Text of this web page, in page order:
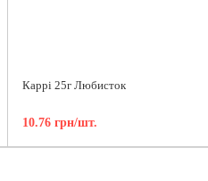
Каррі 25г Любисток
10.76 грн/шт.